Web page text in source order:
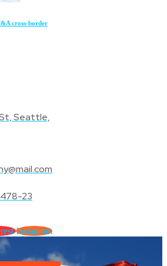
cross-border
St, Seattle,
23
Instagram